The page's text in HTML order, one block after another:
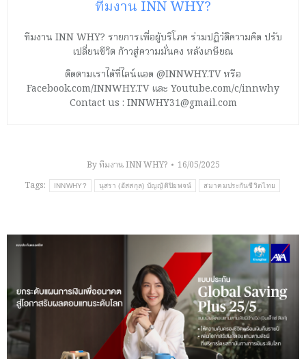
ทีมงาน INN WHY?
ทีมงาน INN WHY? รายการเพื่อผู้บริโภค ร่วมปฏิวัติความคิด ปรับ
เปลี่ยนชีวิต ก้าวสู่ความมั่นคง หลังเกษียณ
ติดตามเราได้ที่ไลน์แอด @INNWHY.TV หรือ
Facebook.com/INNWHY.TV และ Youtube.com/c/innwhy
Contact us : INNWHY31@gmail.com
Byทีมงาน INN WHY?
16/05/2025
Tags:
INNWHY? นุสรา (อัสสกุล) บัญญัติปิยพจน์ สมาคมประกันชีวิตไทย